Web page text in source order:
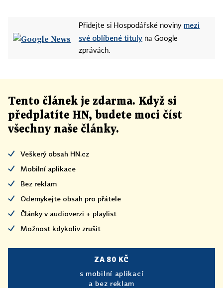
Přidejte si Hospodářské noviny mezi
své oblíbené tituly na Google
zprávách.
Tento článek je zdarma. Když si
předplatíte HN, budete moci číst
všechny naše články.
Veškerý obsah HN.cz
Mobilní aplikace
Bez reklam
Odemykejte obsah pro přátele
Články v audioverzi + playlist
Možnost kdykoliv zrušit
ZA 80 KČ
s mobilní aplikací
a bez reklam